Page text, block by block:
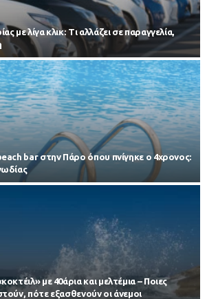
με λίγα κλικ: Τι αλλάζει σε παραγγελία,
bar στην Πάρο όπου πνίγηκε ο 4χρονος:
με 40άρια και μελτέμια – Ποιες
πότε εξασθενούν οι άνεμοι